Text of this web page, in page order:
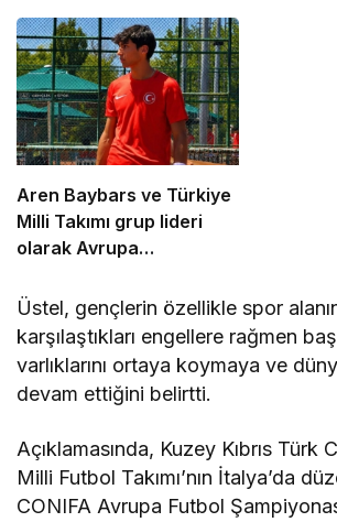
Aren Baybars ve Türkiye
Milli Takımı grup lideri
olarak Avrupa
Üstel, gençlerin özellikle spor
karşılaştıkları engellere rağmen
varlıklarını ortaya koymaya ve
devam ettiğini belirtti.
Açıklamasında, Kuzey Kıbrıs Türk
Milli Futbol Takımı’nın İtalya’da
CONIFA Avrupa Futbol